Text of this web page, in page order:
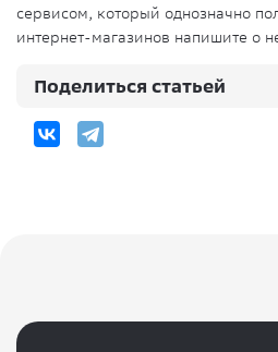
сервисом, который однозначно
интернет-магазинов напишите о
Поделиться статьей